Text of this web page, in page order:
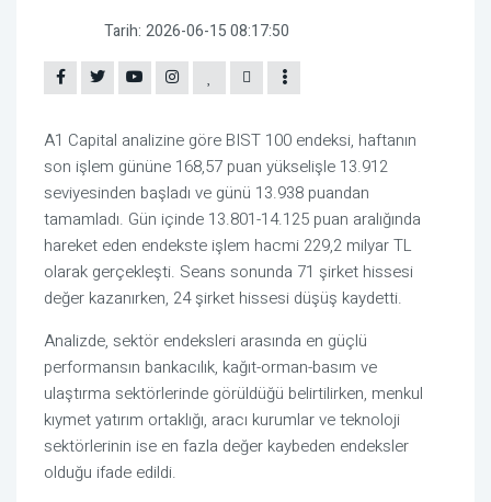
Tarih: 2026-06-15 08:17:50
A1 Capital analizine göre BIST 100 endeksi, haftanın
son işlem gününe 168,57 puan yükselişle 13.912
seviyesinden başladı ve günü 13.938 puandan
tamamladı. Gün içinde 13.801-14.125 puan aralığında
hareket eden endekste işlem hacmi 229,2 milyar TL
olarak gerçekleşti. Seans sonunda 71 şirket hissesi
değer kazanırken, 24 şirket hissesi düşüş kaydetti.
Analizde, sektör endeksleri arasında en güçlü
performansın bankacılık, kağıt-orman-basım ve
ulaştırma sektörlerinde görüldüğü belirtilirken, menkul
kıymet yatırım ortaklığı, aracı kurumlar ve teknoloji
sektörlerinin ise en fazla değer kaybeden endeksler
olduğu ifade edildi.